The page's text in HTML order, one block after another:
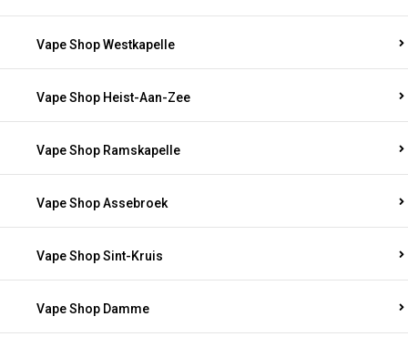
Vape Shop Westkapelle
Vape Shop Heist-Aan-Zee
Vape Shop Ramskapelle
Vape Shop Assebroek
Vape Shop Sint-Kruis
Vape Shop Damme